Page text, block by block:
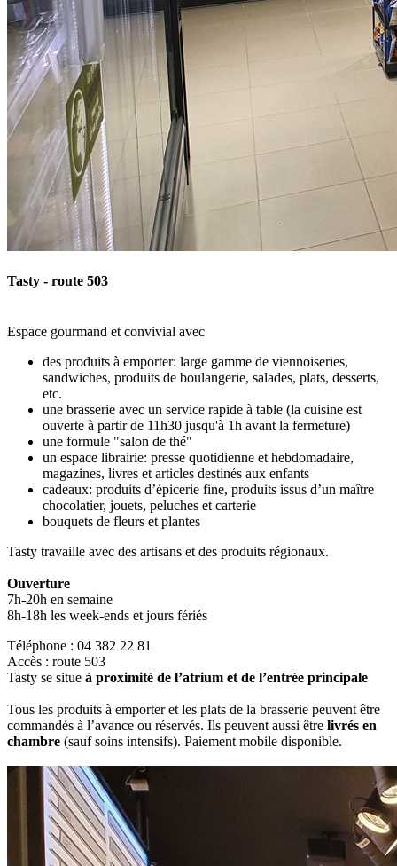
Tasty - route 503
Espace gourmand et convivial avec
des produits à emporter: large gamme de viennoiseries,
sandwiches, produits de boulangerie, salades, plats, desserts,
etc.
une brasserie avec un service rapide à table (la cuisine est
ouverte à partir de 11h30 jusqu'à 1h avant la fermeture)
une formule "salon de thé"
un espace librairie: presse quotidienne et hebdomadaire,
magazines, livres et articles destinés aux enfants
cadeaux: produits d’épicerie fine, produits issus d’un maître
chocolatier, jouets, peluches et carterie
bouquets de fleurs et plantes
Tasty travaille avec des artisans et des produits régionaux.
Ouverture
7h-20h en semaine
8h-18h les week-ends et jours fériés
Téléphone : 04 382 22 81
Accès : route 503
Tasty se situe à proximité de l’atrium et de l’entrée principale
Tous les produits à emporter et les plats de la brasserie peuvent être
commandés à l’avance ou réservés. Ils peuvent aussi être livrés en
chambre (sauf soins intensifs). Paiement mobile disponible.